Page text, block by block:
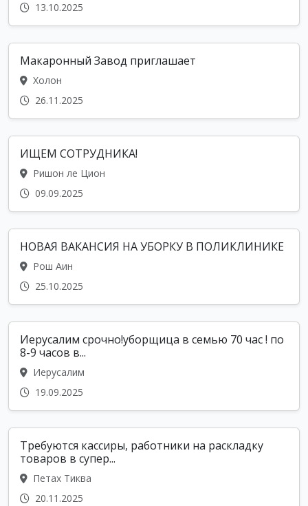
13.10.2025
Макаронный Завод приглашает
Холон
26.11.2025
ИЩЕМ СОТРУДНИКА!
Ришон ле Цион
09.09.2025
НОВАЯ ВАКАНСИЯ НА УБОРКУ В ПОЛИКЛИНИКЕ
Рош Аин
25.10.2025
Иерусалим срочно!уборщица в семью 70 час ! по
8-9 часов в...
Иерусалим
19.09.2025
Требуются кассиры, работники на раскладку
товаров в супер...
Петах Тиква
20.11.2025